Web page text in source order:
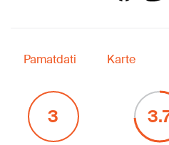
Pamatdati Karte
3